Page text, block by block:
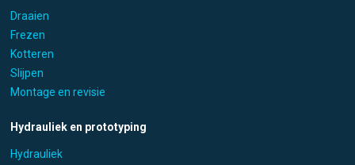
Draaien
Frezen
Kotteren
Slijpen
Montage en revisie
Hydrauliek en prototyping
Hydrauliek